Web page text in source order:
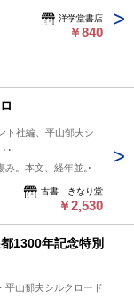
洋学堂書店
￥840
ト社編、平山郁夫シ
･
み。本文、経年並。
古書 きなり堂
￥2,530
1300年記念特別
平山郁夫シルクロード